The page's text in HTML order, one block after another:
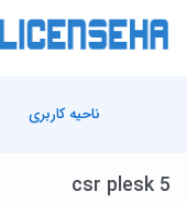
ناحیه کاربری
csr plesk 5